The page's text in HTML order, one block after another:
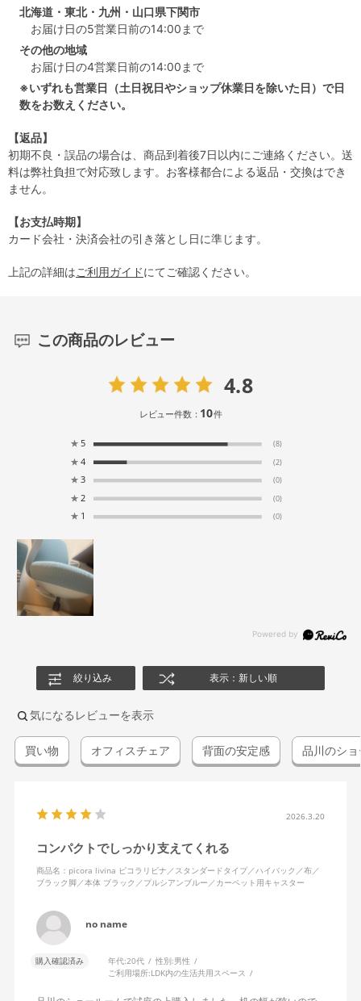
北海道・東北・九州・山口県下関市
お届け日の5営業日前の14:00まで
その他の地域
お届け日の4営業日前の14:00まで
※いずれも営業日（土日祝日やショップ休業日を除いた日）で日
数をお数えください。
【返品】
初期不良・誤品の場合は、商品到着後7日以内にご連絡ください。送
料は弊社負担で対応致します。お客様都合による返品・交換はでき
ません。
【お支払時期】
カード会社・決済会社の引き落とし日に準じます。
上記の詳細はご利用ガイドにてご確認ください。
この商品のレビュー
4.8
レビュー件数： 10件
★ 5 (8)
★ 4 (2)
★ 3 (0)
★ 2 (0)
★ 1 (0)
絞り込み 表示：新しい順
気になるレビューを表示
買い物 オフィスチェア 背面の安定感 品川のシ
2026.3.20
コンパクトでしっかり支えてくれる
商品名：picora livina ピコラリビナ／スタンダードタイプ／ハイバック／布／
ブラック脚／本体 ブラック／プルシアンブルー／カーペット用キャスター
no name
購入確認済み 年代:20代 性別:男性
ご利用場所:LDK内の生活共用スペース